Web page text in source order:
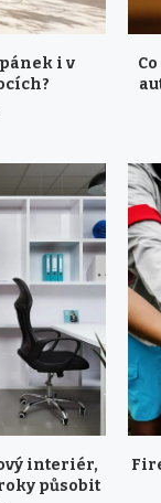
i v
interiér,
působit